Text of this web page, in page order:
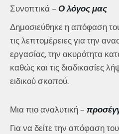
Συνοπτικά – Ο λόγος μας
Δημοσιεύθηκε η απόφαση
τις λεπτομέρειες για την
εργασίας, την ακυρότητα
καθώς και τις διαδικασίες
ειδικού σκοπού.
Μια πιο αναλυτική –
Για να δείτε την απόφαση